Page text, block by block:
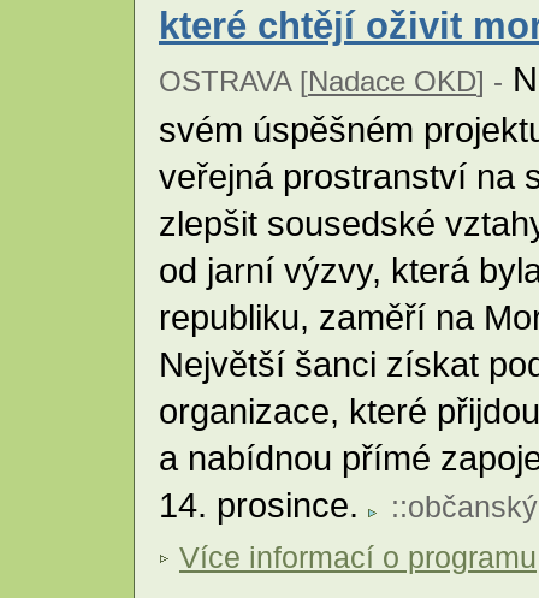
které chtějí oživit
OSTRAVA [Nadace OKD] -
svém úspěšném
veřejná prostranství na
zlepšit sousedské
od jarní výzvy, která
republiku, zaměří na
Největší šanci získat
organizace, které
a nabídnou přímé
14. prosince.
::
Více informací o programu